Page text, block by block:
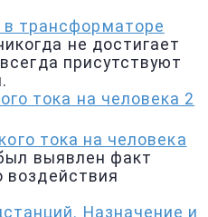
трансформаторе
не достигает
присутствуют
тока на человека
выявлен факт
воздействия